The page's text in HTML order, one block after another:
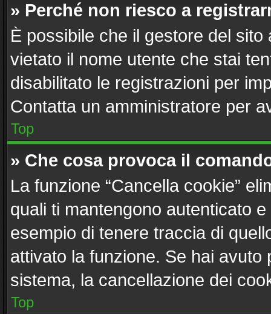
» Perché non riesco a
È possibile che il gestore del
vietato il nome utente che stai
disabilitato le registrazioni per
Contatta un amministratore per
Top
» Che cosa provoca il
La funzione “Cancella cookie”
quali ti mantengono autenticato
esempio di tenere traccia di
attivato la funzione. Se hai
sistema, la cancellazione dei
Top